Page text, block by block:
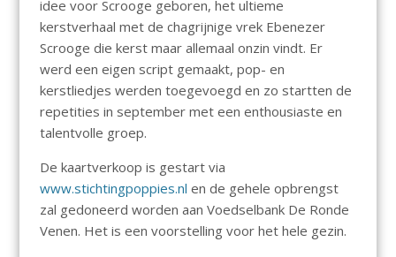
idee voor Scrooge geboren, het ultieme
kerstverhaal met de chagrijnige vrek Ebenezer
Scrooge die kerst maar allemaal onzin vindt. Er
werd een eigen script gemaakt, pop- en
kerstliedjes werden toegevoegd en zo startten de
repetities in september met een enthousiaste en
talentvolle groep.
De kaartverkoop is gestart via
www.stichtingpoppies.nl en de gehele opbrengst
zal gedoneerd worden aan Voedselbank De Ronde
Venen. Het is een voorstelling voor het hele gezin.